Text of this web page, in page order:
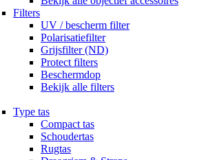
Filters
UV / bescherm filter
Polarisatiefilter
Grijsfilter (ND)
Protect filters
Beschermdop
Bekijk alle filters
Type tas
Compact tas
Schoudertas
Rugtas